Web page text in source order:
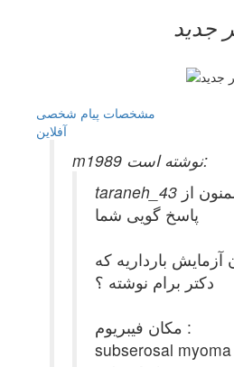
جدید
مشخصات پیام شخصی
آفلاين
m1989 نوشته است:
از
پاسخ گویی شما
بارداریه که
دکتر برام نوشته ؟
مکان فیبریوم :
subserosal